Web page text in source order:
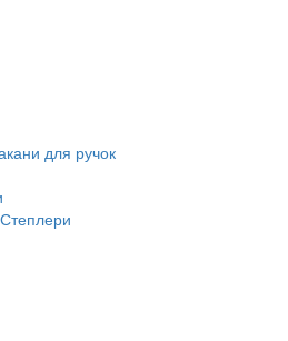
для ручок